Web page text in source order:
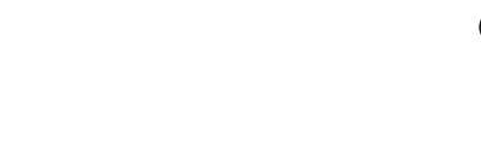
Estúdio de design